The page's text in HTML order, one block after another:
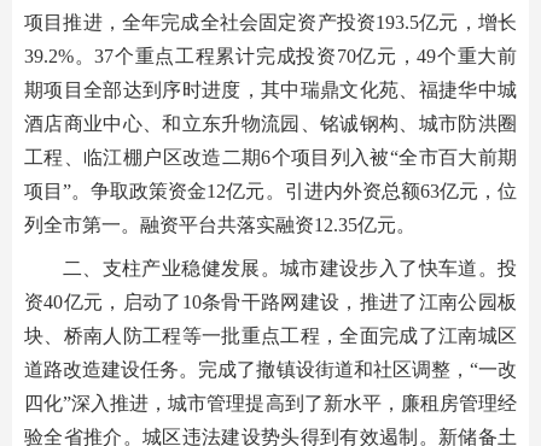
项目推进，全年完成全社会固定资产投资193.5亿元，增长
39.2%。37个重点工程累计完成投资70亿元，49个重大前
期项目全部达到序时进度，其中瑞鼎文化苑、福捷华中城
酒店商业中心、和立东升物流园、铭诚钢构、城市防洪圈
工程、临江棚户区改造二期6个项目列入被“全市百大前期
项目”。争取政策资金12亿元。引进内外资总额63亿元，位
列全市第一。融资平台共落实融资12.35亿元。
二、支柱产业稳健发展。城市建设步入了快车道。投
资40亿元，启动了10条骨干路网建设，推进了江南公园板
块、桥南人防工程等一批重点工程，全面完成了江南城区
道路改造建设任务。完成了撤镇设街道和社区调整，“一改
四化”深入推进，城市管理提高到了新水平，廉租房管理经
验全省推介。城区违法建设势头得到有效遏制。新储备土